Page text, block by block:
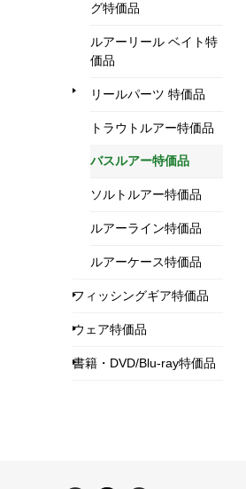
グ特価品
ルアーリール ベイト特
価品
リールパーツ 特価品
トラウトルアー特価品
バスルアー特価品
ソルトルアー特価品
ルアーライン特価品
ルアーケース特価品
フィッシングギア特価品
ウェア特価品
書籍・DVD/Blu-ray特価品